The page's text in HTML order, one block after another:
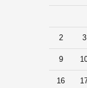
2 3
9
16